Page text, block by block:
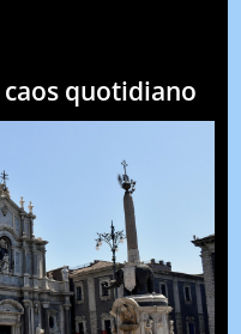
quotidiano